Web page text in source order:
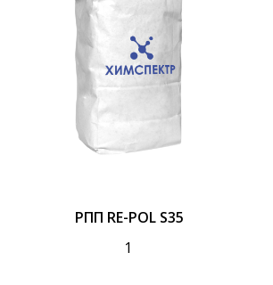
РПП RE-POL S35
1